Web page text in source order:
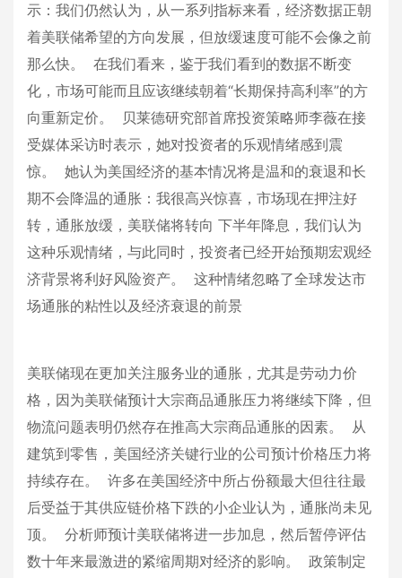
示：我们仍然认为，从一系列指标来看，经济数据正朝
着美联储希望的方向发展，但放缓速度可能不会像之前
那么快。 在我们看来，鉴于我们看到的数据不断变
化，市场可能而且应该继续朝着“长期保持高利率”的方
向重新定价。 贝莱德研究部首席投资策略师李薇在接
受媒体采访时表示，她对投资者的乐观情绪感到震
惊。 她认为美国经济的基本情况将是温和的衰退和长
期不会降温的通胀：我很高兴惊喜，市场现在押注好
转，通胀放缓，美联储将转向 下半年降息，我们认为
这种乐观情绪，与此同时，投资者已经开始预期宏观经
济背景将利好风险资产。 这种情绪忽略了全球发达市
场通胀的粘性以及经济衰退的前景
美联储现在更加关注服务业的通胀，尤其是劳动力价
格，因为美联储预计大宗商品通胀压力将继续下降，但
物流问题表明仍然存在推高大宗商品通胀的因素。 从
建筑到零售，美国经济关键行业的公司预计价格压力将
持续存在。 许多在美国经济中所占份额最大但往往最
后受益于其供应链价格下跌的小企业认为，通胀尚未见
顶。 分析师预计美联储将进一步加息，然后暂停评估
数十年来最激进的紧缩周期对经济的影响。 政策制定